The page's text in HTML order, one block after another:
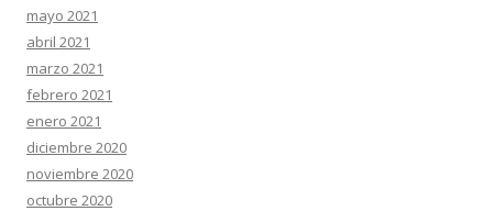
mayo 2021
abril 2021
marzo 2021
febrero 2021
enero 2021
diciembre 2020
noviembre 2020
octubre 2020